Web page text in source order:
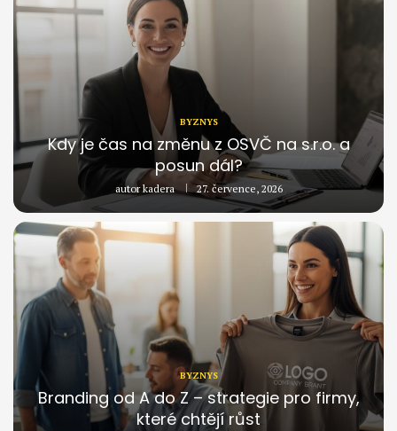
BYZNYS
Kdy je čas na změnu z OSVČ na s.r.o. a
posun dál?
autorkadera 27. července, 2026
BYZNYS
Branding od A do Z – strategie pro firmy,
které chtějí růst